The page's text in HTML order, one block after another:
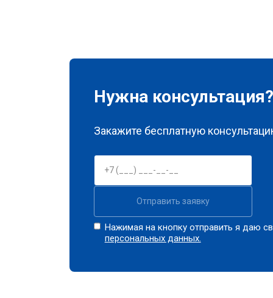
Нужна консультация?
Закажите бесплатную
Отправить заявку
Нажимая на кнопку отправить я даю
персональных данных.